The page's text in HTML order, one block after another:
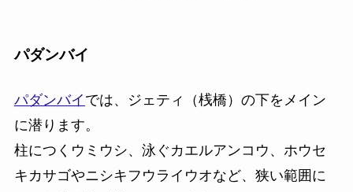
パダンバイ
パダンバイ では、ジェティ（桟橋）の下をメイン
に潜ります。
柱につくウミウシ、泳ぐカエルアンコウ、ホウセ
キカサゴやニシキフウライウオなど、狭い範囲に